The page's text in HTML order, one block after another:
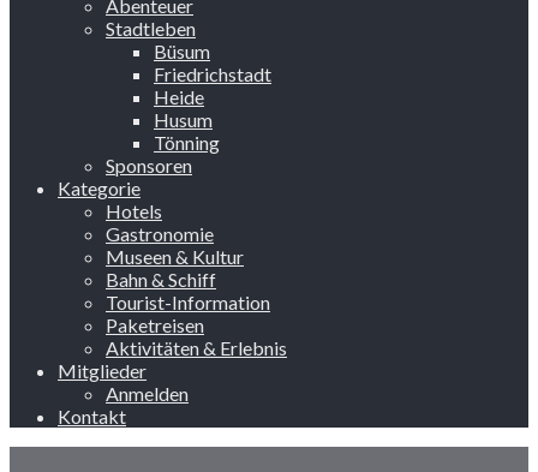
Abenteuer
Stadtleben
Büsum
Friedrichstadt
Heide
Husum
Tönning
Sponsoren
Kategorie
Hotels
Gastronomie
Museen & Kultur
Bahn & Schiff
Tourist-Information
Paketreisen
Aktivitäten & Erlebnis
Mitglieder
Anmelden
Kontakt